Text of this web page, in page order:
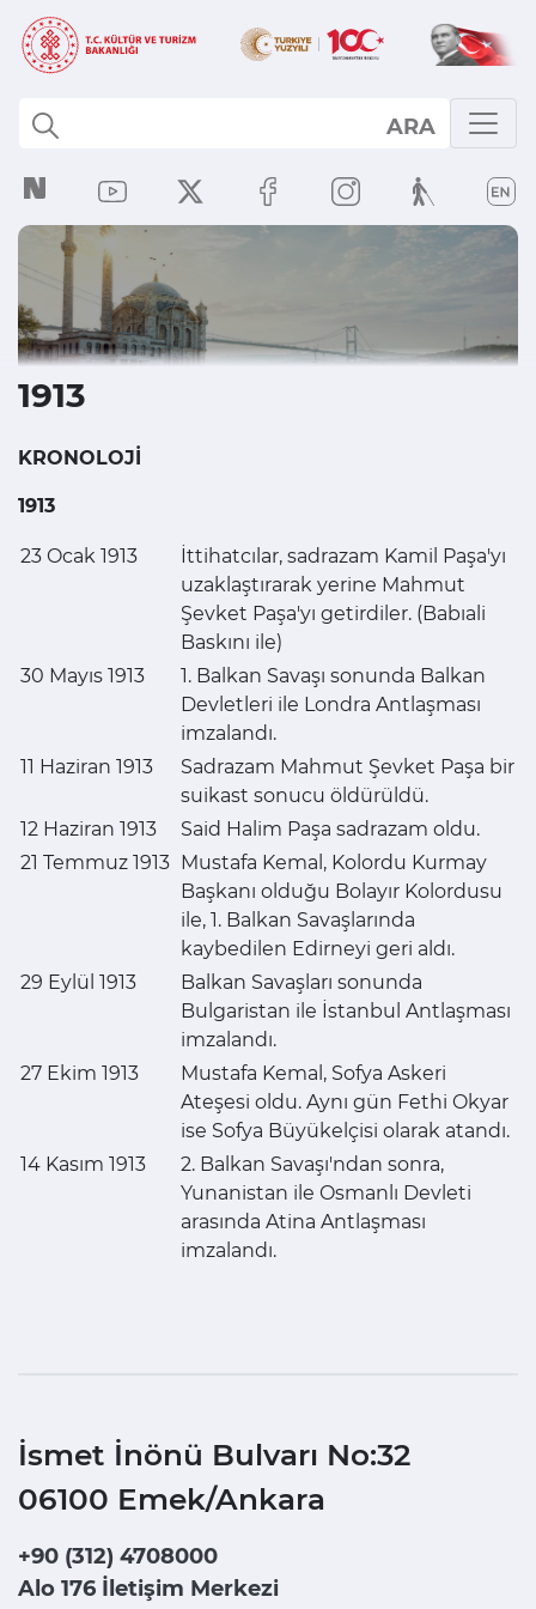
ARA
1913
KRONOLOJİ
1913
23 Ocak 1913
İttihatcılar, sadrazam Kamil Paşa'yı
uzaklaştırarak yerine Mahmut
Şevket Paşa'yı getirdiler. (Babıali
Baskını ile)
30 Mayıs 1913
1. Balkan Savaşı sonunda Balkan
Devletleri ile Londra Antlaşması
imzalandı.
11 Haziran 1913
Sadrazam Mahmut Şevket Paşa bir
suikast sonucu öldürüldü.
12 Haziran 1913
Said Halim Paşa sadrazam oldu.
21 Temmuz 1913 Mustafa Kemal, Kolordu Kurmay
Başkanı olduğu Bolayır Kolordusu
ile, 1. Balkan Savaşlarında
kaybedilen Edirneyi geri aldı.
29 Eylül 1913
Balkan Savaşları sonunda
Bulgaristan ile İstanbul Antlaşması
imzalandı.
27 Ekim 1913
Mustafa Kemal, Sofya Askeri
Ateşesi oldu. Aynı gün Fethi Okyar
ise Sofya Büyükelçisi olarak atandı.
14 Kasım 1913
2. Balkan Savaşı'ndan sonra,
Yunanistan ile Osmanlı Devleti
arasında Atina Antlaşması
imzalandı.
İsmet İnönü Bulvarı No:32
06100 Emek/Ankara
+90 (312) 4708000
Alo 176 İletişim Merkezi